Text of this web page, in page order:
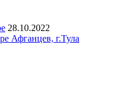
28.10.2022
Афганцев, г.Тула